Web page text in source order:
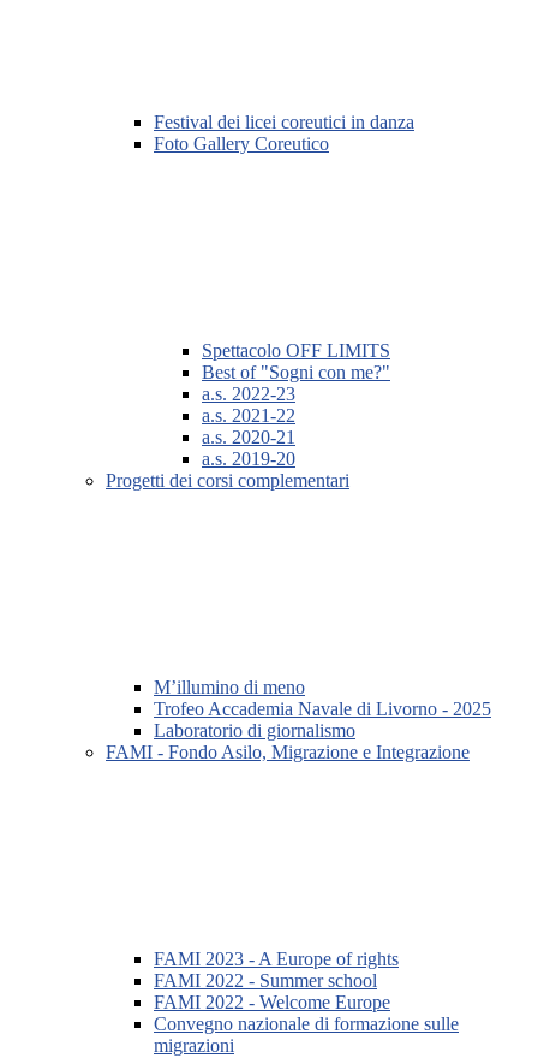
Festival dei licei coreutici in danza
Foto Gallery Coreutico
Spettacolo OFF LIMITS
Best of "Sogni con me?"
a.s. 2022-23
a.s. 2021-22
a.s. 2020-21
a.s. 2019-20
Progetti dei corsi complementari
M’illumino di meno
Trofeo Accademia Navale di Livorno - 2025
Laboratorio di giornalismo
FAMI - Fondo Asilo, Migrazione e Integrazione
FAMI 2023 - A Europe of rights
FAMI 2022 - Summer school
FAMI 2022 - Welcome Europe
Convegno nazionale di formazione sulle
migrazioni